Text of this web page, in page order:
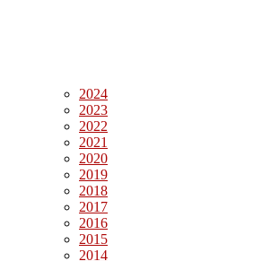
2024
2023
2022
2021
2020
2019
2018
2017
2016
2015
2014